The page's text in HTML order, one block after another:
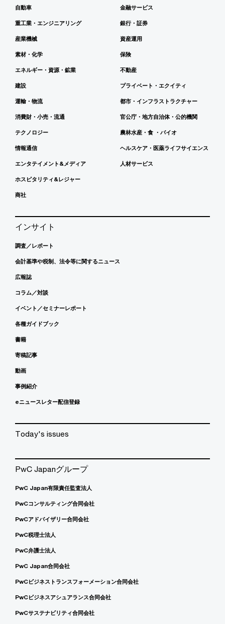
自動車
重工業・エンジニアリング
産業機械
素材・化学
エネルギー・資源・鉱業
建設
運輸・物流
消費財・小売・流通
テクノロジー
情報通信
エンタテイメント&メディア
ホスピタリティ&レジャー
商社
金融サービス
銀行・証券
資産運用
保険
不動産
プライベート・エクイティ
都市・インフラストラクチャー
官公庁・地方自治体・公的機関
農林水産・食 ・バイオ
ヘルスケア・医薬ライフサイエンス
人材サービス
インサイト
調査／レポート
会計基準や税制、法令等に関するニュース
広報誌
コラム／対談
イベント／セミナーレポート
各種ガイドブック
書籍
寄稿記事
動画
事例紹介
eニュースレター配信登録
Today's issues
PwC Japanグループ
PwC Japan有限責任監査法人
PwCコンサルティング合同会社
PwCアドバイザリー合同会社
PwC税理士法人
PwC弁護士法人
PwC Japan合同会社
PwCビジネストランスフォーメーション合同会社
PwCビジネスアシュアランス合同会社
PwCサステナビリティ合同会社